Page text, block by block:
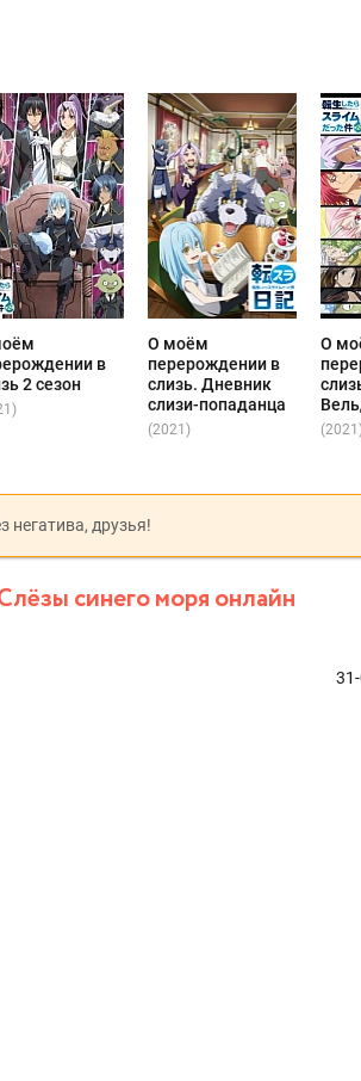
в
2 сезон
О моём
перерождении в
слизь. Дневник
слизи-попаданца
(2021)
О
негатива, друзья!
синего моря онлайн